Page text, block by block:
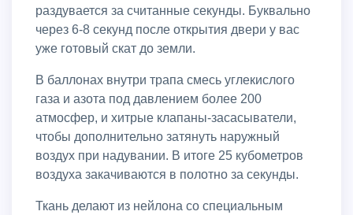
раздувается за считанные секунды. Буквально
через 6-8 секунд после открытия двери у вас
уже готовый скат до земли.
В баллонах внутри трапа смесь углекислого
газа и азота под давлением более 200
атмосфер, и хитрые клапаны-засасыватели,
чтобы дополнительно затянуть наружный
воздух при надувании. В итоге 25 кубометров
воздуха закачиваются в полотно за секунды.
Ткань делают из нейлона со специальным